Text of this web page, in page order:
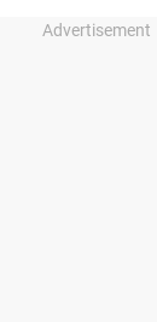
Advertisement